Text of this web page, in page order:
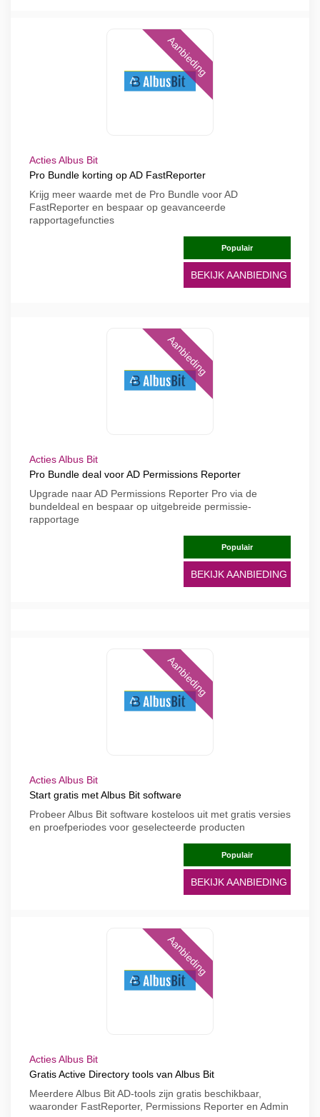
Aanbieding
Acties Albus Bit
Pro Bundle korting op AD FastReporter
Krijg meer waarde met de Pro Bundle voor AD
FastReporter en bespaar op geavanceerde
rapportagefuncties
Populair
BEKIJK AANBIEDING
Aanbieding
Acties Albus Bit
Pro Bundle deal voor AD Permissions Reporter
Upgrade naar AD Permissions Reporter Pro via de
bundeldeal en bespaar op uitgebreide permissie-
rapportage
Populair
BEKIJK AANBIEDING
Aanbieding
Acties Albus Bit
Start gratis met Albus Bit software
Probeer Albus Bit software kosteloos uit met gratis versies
en proefperiodes voor geselecteerde producten
Populair
BEKIJK AANBIEDING
Aanbieding
Acties Albus Bit
Gratis Active Directory tools van Albus Bit
Meerdere Albus Bit AD-tools zijn gratis beschikbaar,
waaronder FastReporter, Permissions Reporter en Admin